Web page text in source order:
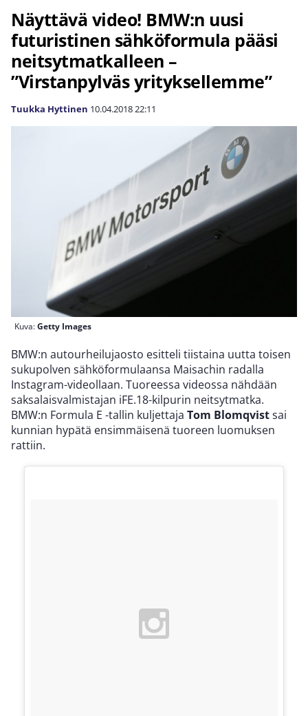
Näyttävä video! BMW:n uusi
futuristinen sähköformula pääsi
neitsytmatkalleen –
”Virstanpylväs yrityksellemme”
Tuukka Hyttinen 10.04.201822:11
Kuva:Getty Images
BMW:n autourheilujaosto esitteli tiistaina uutta toisen
sukupolven sähköformulaansa Maisachin radalla
Instagram-videollaan. Tuoreessa videossa nähdään
saksalaisvalmistajan iFE.18-kilpurin neitsytmatka.
BMW:n Formula E -tallin kuljettaja Tom Blomqvistsai
kunnian hypätä ensimmäisenä tuoreen luomuksen
rattiin.